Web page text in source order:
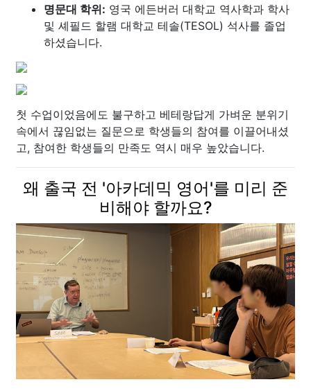
명문대 학위: 영국 에든버러 대학교 역사학과 학사
및 셰필드 할램 대학교 테솔(TESOL) 석사를 졸업
하셨습니다.
첫 수업이었음에도 불구하고 베테랑답게 가벼운 분위기
속에서 끊임없는 질문으로 학생들의 참여를 이끌어내셨
고, 참여한 학생들의 만족도 역시 매우 높았습니다.
왜 출국 전 '아카데믹 영어'를 미리 준
비해야 할까요?